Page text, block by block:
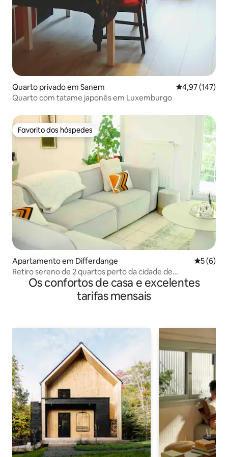
Quarto privado em Sanem Classificação
4,97 (147)
Quarto com tatame japonês em Luxemburgo
Favorito dos hóspedes
Favorito dos hóspedes
Apartamento em Differdange
5 (6)
Retiro sereno de 2 quartos perto da cidade de
Luxemburgo
Os confortos de casa e excelentes
tarifas mensais